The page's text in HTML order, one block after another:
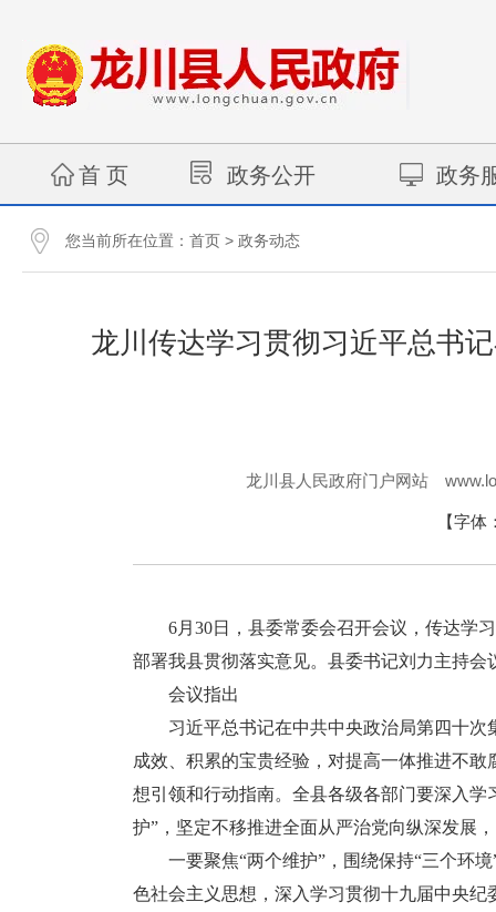
首 页 政务公开 政务
您当前所在位置： 首页 > 政务动态
龙川传达学习贯彻习近平总书
龙川县人民政府门户网站
【字体
6月30日，县委常委会召开会议，传达学习
部署我县贯彻落实意见。县委书记刘力主持
会议指出
习近平总书记在中共中央政治局第四十次
成效、积累的宝贵经验，对提高一体推进不
想引领和行动指南。全县各级各部门要深入
护”，坚定不移推进全面从严治党向纵深发展
一要聚焦“两个维护”，围绕保持“三个环境
色社会主义思想，深入学习贯彻十九届中央纪